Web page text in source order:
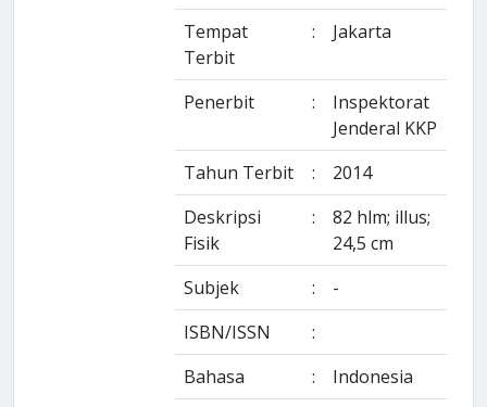
Tempat
Terbit
: Jakarta
Penerbit :
Inspektorat
Jenderal KKP
Tahun Terbit
:
2014
Deskripsi
Fisik
:
82 hlm; illus;
24,5 cm
Subjek
:
-
ISBN/ISSN
:
Bahasa
:
Indonesia